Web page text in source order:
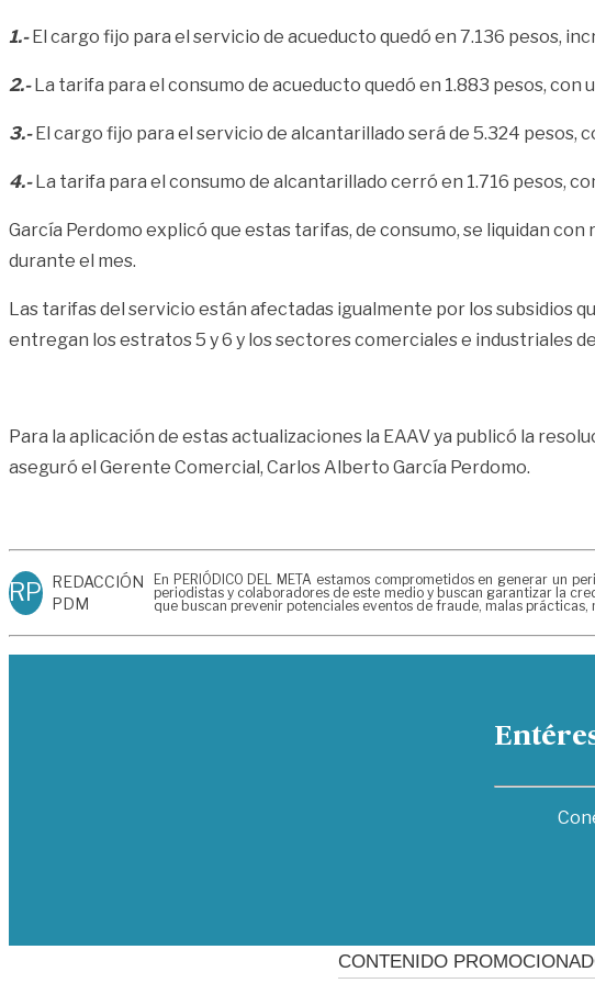
1.-El cargo fijo para el servicio de acueducto quedó en 7.136 pesos,
2.-La tarifa para el consumo de acueducto quedó en 1.883 pesos,
3.-El cargo fijo para el servicio de alcantarillado será de 5.324
4.-La tarifa para el consumo de alcantarillado cerró en 1.716 pesos,
García Perdomo explicó que estas tarifas, de consumo, se liquidan
durante el mes.
Las tarifas del servicio están afectadas igualmente por los subsidios
entregan los estratos 5 y 6 y los sectores comerciales e industriales
Para la aplicación de estas actualizaciones la EAAV ya publicó la
aseguró el Gerente Comercial, Carlos Alberto García Perdomo.
RP REDACCIÓN
PDM
En PERIÓDICO DEL META estamos comprometidos en generar un
periodistas y colaboradores de este medio y buscan garantizar la
que buscan prevenir potenciales eventos de fraude, malas